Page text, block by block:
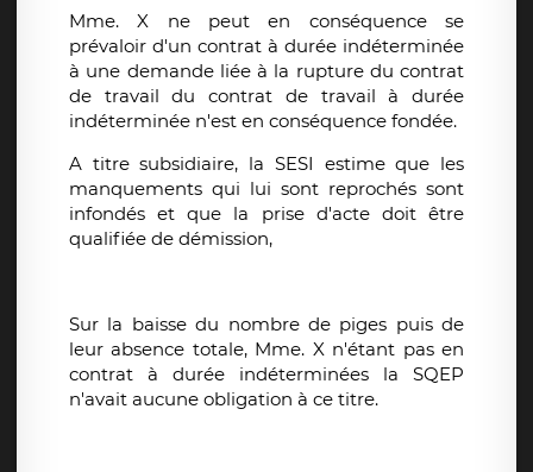
Mme. X ne peut en conséquence se
prévaloir d'un contrat à durée indéterminée
à une demande liée à la rupture du contrat
de travail du contrat de travail à durée
indéterminée n'est en conséquence fondée.
A titre subsidiaire, la SESI estime que les
manquements qui lui sont reprochés sont
infondés et que la prise d'acte doit être
qualifiée de démission,
Sur la baisse du nombre de piges puis de
leur absence totale, Mme. X n'étant pas en
contrat à durée indéterminées la SQEP
n'avait aucune obligation à ce titre.